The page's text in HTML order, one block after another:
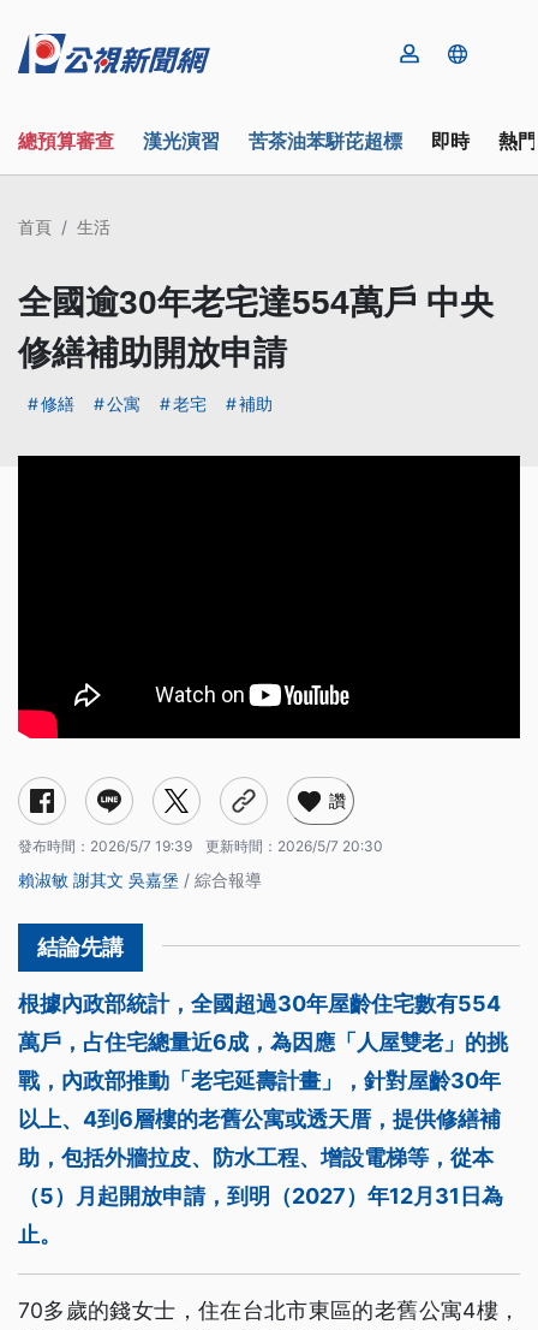
總預算審查 漢光演習 苦茶油苯駢芘超標 即時 熱
首頁 生活
全國逾30年老宅達554萬戶 中央
修繕補助開放申請
修繕 公寓 老宅 補助
讚
發布時間： 2026/5/7 19:39 更新時間： 2026/5/7 20:30
賴淑敏 謝其文 吳嘉堡 / 綜合報導
根據內政部統計，全國超過30年屋齡住宅數有554
萬戶，占住宅總量近6成，為因應「人屋雙老」的挑
戰，內政部推動「老宅延壽計畫」，針對屋齡30年
以上、4到6層樓的老舊公寓或透天厝，提供修繕補
助，包括外牆拉皮、防水工程、增設電梯等，從本
（5）月起開放申請，到明（2027）年12月31日為
止。
70多歲的錢女士，住在台北市東區的老舊公寓4樓，